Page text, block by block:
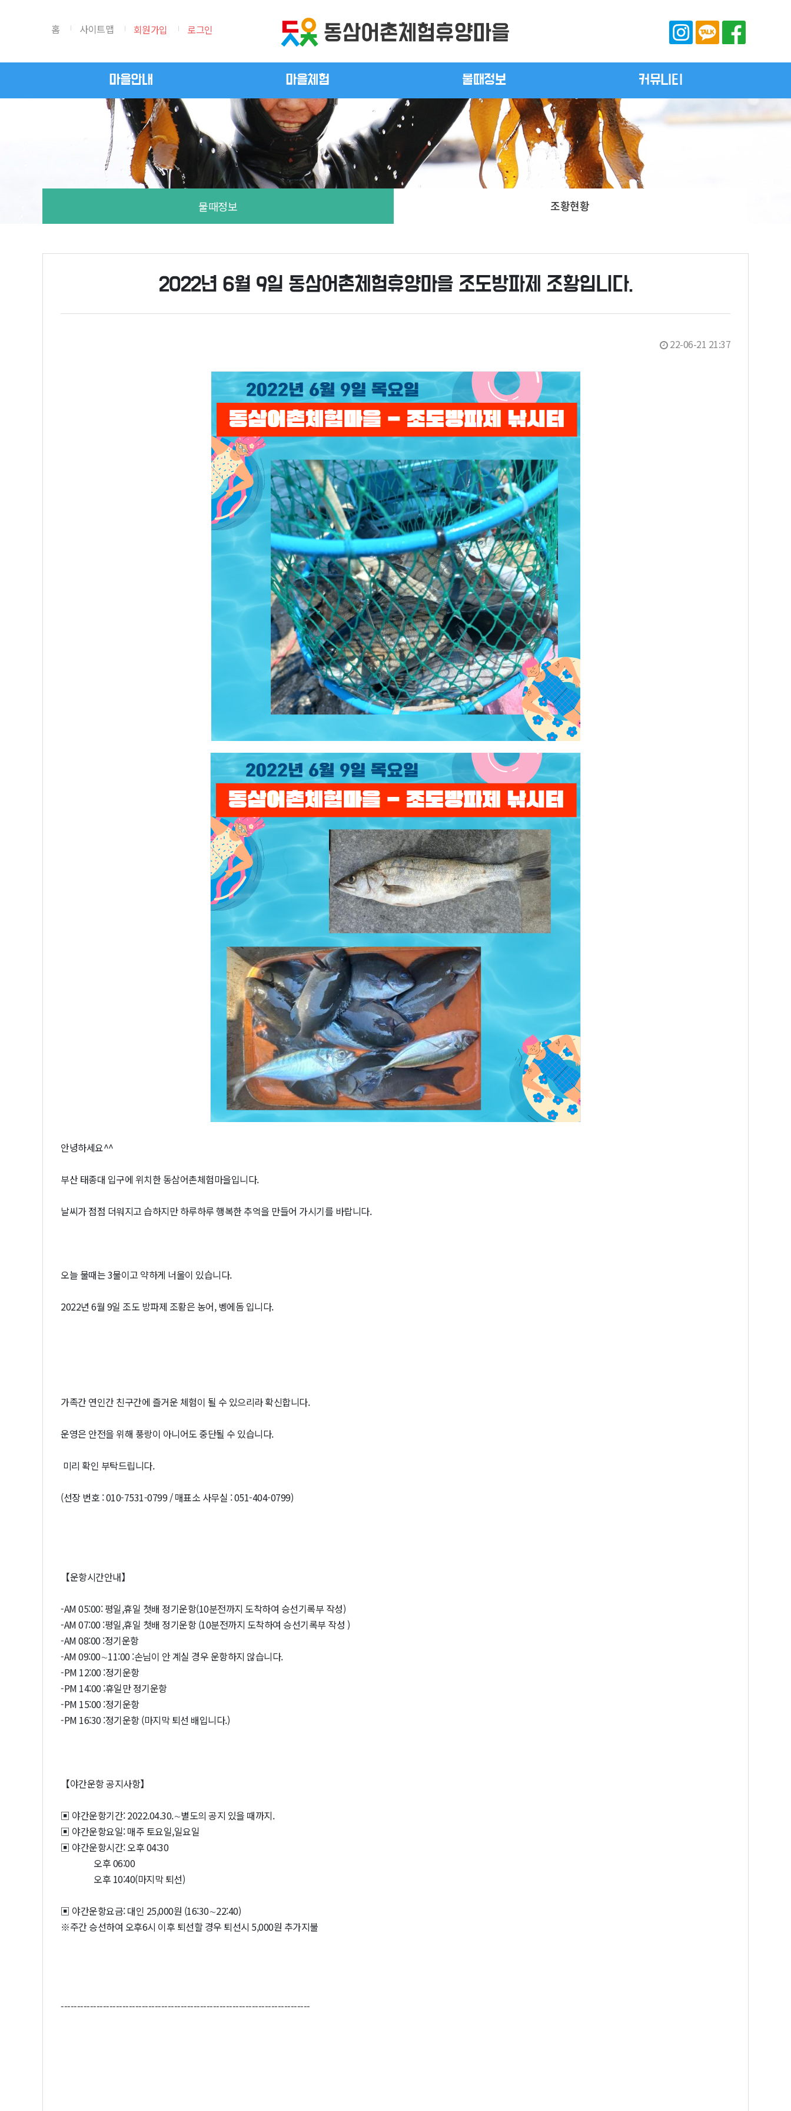
홈
사이트맵 회원가입 로그인
마을안내 마을체험 물때정보 커뮤니티
물때정보 조황현황
2022년 6월 9일 동삼어촌체험휴양마을 조도방파제 조황입니다.
22-06-21 21:37
안녕하세요^^
부산 태종대 입구에 위치한 동삼어촌체험마을입니다.
날씨가 점점 더워지고 습하지만 하루하루 행복한 추억을 만들어 가시기를 바랍니다.
오늘 물때는 3물이고 약하게 너울이 있습니다.
2022년 6월 9일 조도 방파제 조황은 농어, 벵에돔 입니다.
가족간 연인간 친구간에 즐거운 체험이 될 수 있으리라 확신합니다.
운영은 안전을 위해 풍랑이 아니어도 중단될 수 있습니다.
미리 확인 부탁드립니다.
(선장 번호 : 010-7531-0799 / 매표소 사무실 : 051-404-0799)
【운항시간안내】
-AM 05:00: 평일,휴일 첫배 정기운항(10분전까지 도착하여 승선기록부 작성)
-AM 07:00 :평일,휴일 첫배 정기운항 (10분전까지 도착하여 승선기록부 작성 )
-AM 08:00 :정기운항
-AM 09:00∼11:00 :손님이 안 계실 경우 운항하지 않습니다.
-PM 12:00 :정기운항
-PM 14:00 :휴일만 정기운항
-PM 15:00 :정기운항
-PM 16:30 :정기운항 (마지막 퇴선 배입니다.)
【야간운항 공지사항】
▣ 야간운항기간: 2022.04.30.∼별도의 공지 있을 때까지.
▣ 야간운항요일: 매주 토요일,일요일
▣ 야간운항시간: 오후 04:30
오후 06:00
오후 10:40(마지막 퇴선)
▣ 야간운항요금: 대인 25,000원 (16:30∼22:40)
※주간 승선하여 오후6시 이후 퇴선할 경우 퇴선시 5,000원 추가지불
-----------------------------------------------------------------------------